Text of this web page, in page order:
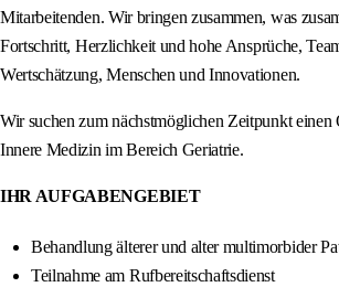
Mitarbeitenden. Wir bringen zusammen, was
Fortschritt, Herzlichkeit und hohe Ansprüche,
Wertschätzung, Menschen und Innovationen.
Wir suchen zum nächstmöglichen Zeitpunkt einen
Innere Medizin im Bereich Geriatrie.
IHR AUFGABENGEBIET
Behandlung älterer und alter multimorbider
Teilnahme am Rufbereitschaftsdienst